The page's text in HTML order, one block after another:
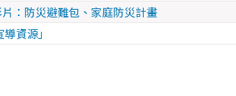
：防災避難包、家庭防災計畫
資源」